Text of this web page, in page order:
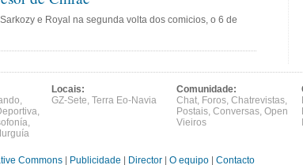
e Royal na segunda volta dos comicios, o 6 de
,
,
,
Locais:
GZ-Sete, Terra Eo-Navia
Comunidade:
Chat, Foros, Chatrevistas,
Postais, Conversas, Open
Vieiros
Commons Publicidade Director O equipo Contacto